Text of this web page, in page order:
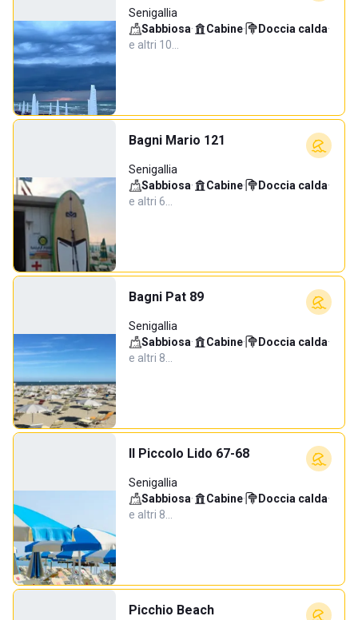
Senigallia
Sabbiosa· Cabine· Doccia calda·
e altri 10…
Bagni Mario 121
Senigallia
Sabbiosa· Cabine· Doccia calda·
e altri 6…
Bagni Pat 89
Senigallia
Sabbiosa· Cabine· Doccia calda·
e altri 8…
Il Piccolo Lido 67-68
Senigallia
Sabbiosa· Cabine· Doccia calda·
e altri 8…
Picchio Beach